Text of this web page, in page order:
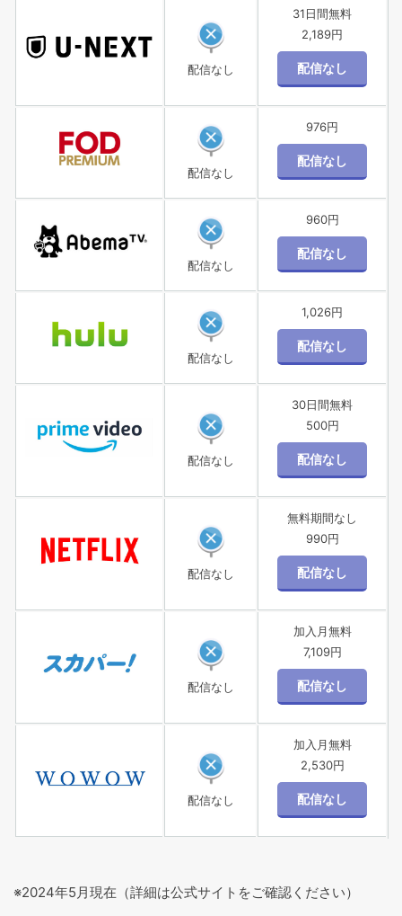
配信なし
31日間無料
2,189円
配信なし
976円
配信なし
960円
配信なし
1,026円
配信なし
30日間無料
500円
配信なし
無料期間なし
990円
配信なし
加入月無料
7,109円
配信なし
加入月無料
2,530円
※2024年5月現在（詳細は公式サイトをご確認ください）